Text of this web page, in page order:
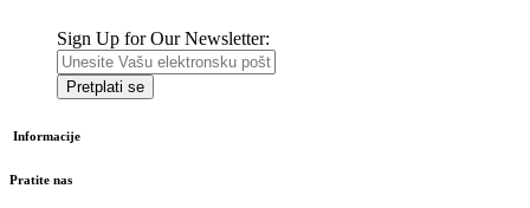
Sign Up for Our Newsletter:
Pretplati se
Informacije
Pratite nas